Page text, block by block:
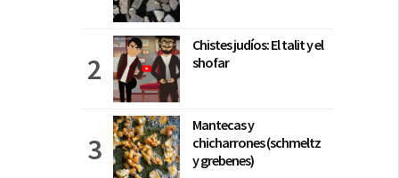
Chistes judíos: El talit y el
shofar
Mantecas y
chicharrones (schmeltz
y grebenes)